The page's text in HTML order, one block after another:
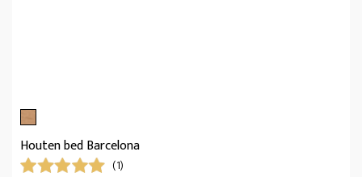
Houten bed Barcelona
(1)